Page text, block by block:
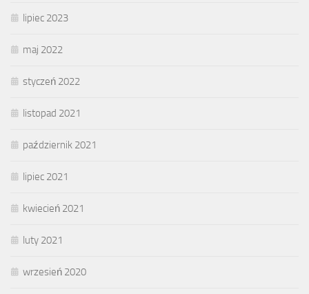
lipiec 2023
maj 2022
styczeń 2022
listopad 2021
październik 2021
lipiec 2021
kwiecień 2021
luty 2021
wrzesień 2020